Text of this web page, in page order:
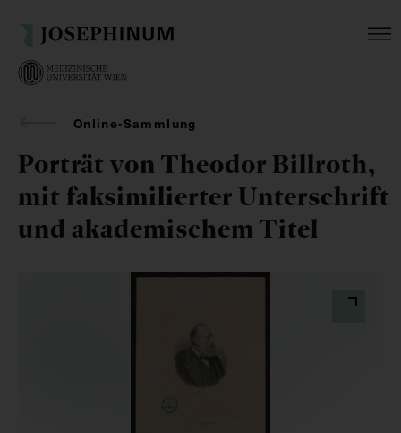
Online-Sammlung
Porträt von Theodor Billroth,
mit faksimilierter Unterschrift
und akademischem Titel